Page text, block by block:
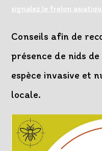
signalez le frelon
Conseils afin de
présence de nids
espèce invasive et
locale.